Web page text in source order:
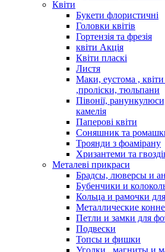
Квіти
Букети флористичні
Головки квітів
Гортензія та фрезія
квіти Акція
Квіти пласкі
Листя
Маки, еустома ,
,проліски, тюльпани
Півонії,
камелія
Паперові квіти
Соняшник та
Троянди з фоамірану
Хризантеми та
Металеві прикраси
Брадсы, люверсы и
Бубенчики и
Кольца и рамочки
Металлические
Петли и замки для
Подвески
Топсы и фишки
Уголки , магниты и